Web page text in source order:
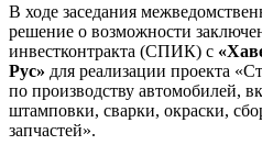
В ходе заседания
решение о возможности
инвестконтракта (СПИК) с
Рус» для реализации проекта
по производству автомобилей,
штамповки, сварки, окраски,
запчастей».